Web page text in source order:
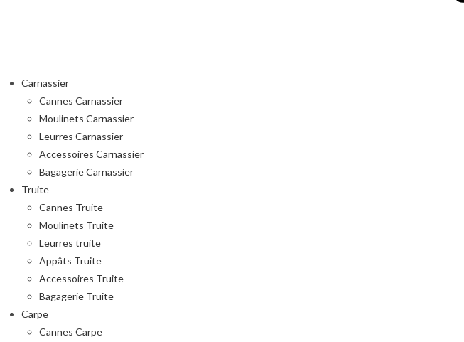
Carnassier
Cannes Carnassier
Moulinets Carnassier
Leurres Carnassier
Accessoires Carnassier
Bagagerie Carnassier
Truite
Cannes Truite
Moulinets Truite
Leurres truite
Appâts Truite
Accessoires Truite
Bagagerie Truite
Carpe
Cannes Carpe